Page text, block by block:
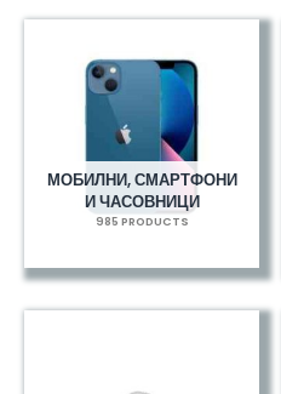
МОБИЛНИ, СМАРТФОНИ
И ЧАСОВНИЦИ
985 PRODUCTS